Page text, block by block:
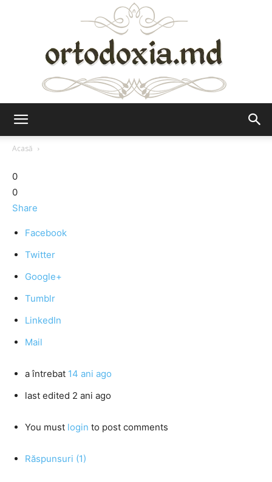
Acasă
0
0
Share
Facebook
Twitter
Google+
Tumblr
LinkedIn
Mail
a întrebat 14 ani ago
last edited 2 ani ago
You must login to post comments
Răspunsuri (1)